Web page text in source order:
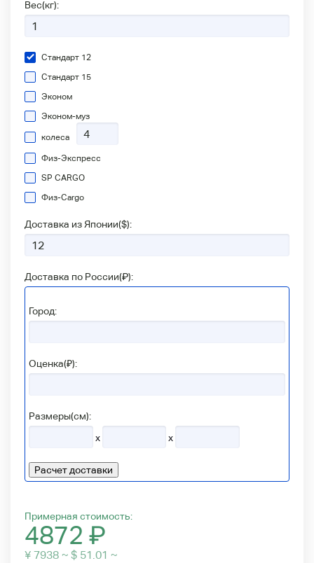
Вес(кг):
Стандарт 12
Стандарт 15
Эконом
Эконом-муз
колеса
Физ-Экспресс
SP CARGO
Физ-Сargo
Доставка из Японии($):
Доставка по России(₽):
Город:
Оценка(₽):
Размеры(см):
x
x
Расчет доставки
Примерная стоимость:
4872 ₽
¥ 7938 ~ $ 51.01 ~